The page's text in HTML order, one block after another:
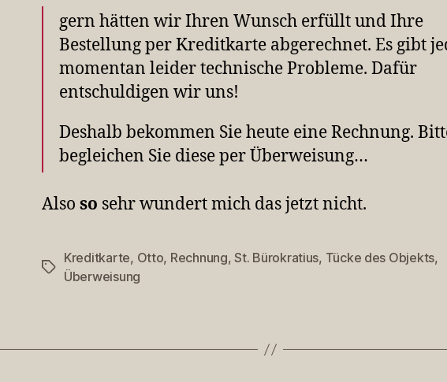
gern hätten wir Ihren Wunsch erfüllt und Ihre
Bestellung per Kreditkarte abgerechnet. Es gibt
momentan leider technische Probleme. Dafür
entschuldigen wir uns!
Deshalb bekommen Sie heute eine Rechnung.
begleichen Sie diese per Überweisung…
Also so sehr wundert mich das jetzt nicht.
Schlagwörter
Kreditkarte, Otto, Rechnung,St. Bürokratius, Tücke des Objekts,
Überweisung